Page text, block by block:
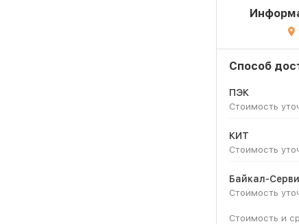
Способ
ПЭК
Стоимость
КИТ
Стоимость
Байкал-
Стоимость
Стоимость и